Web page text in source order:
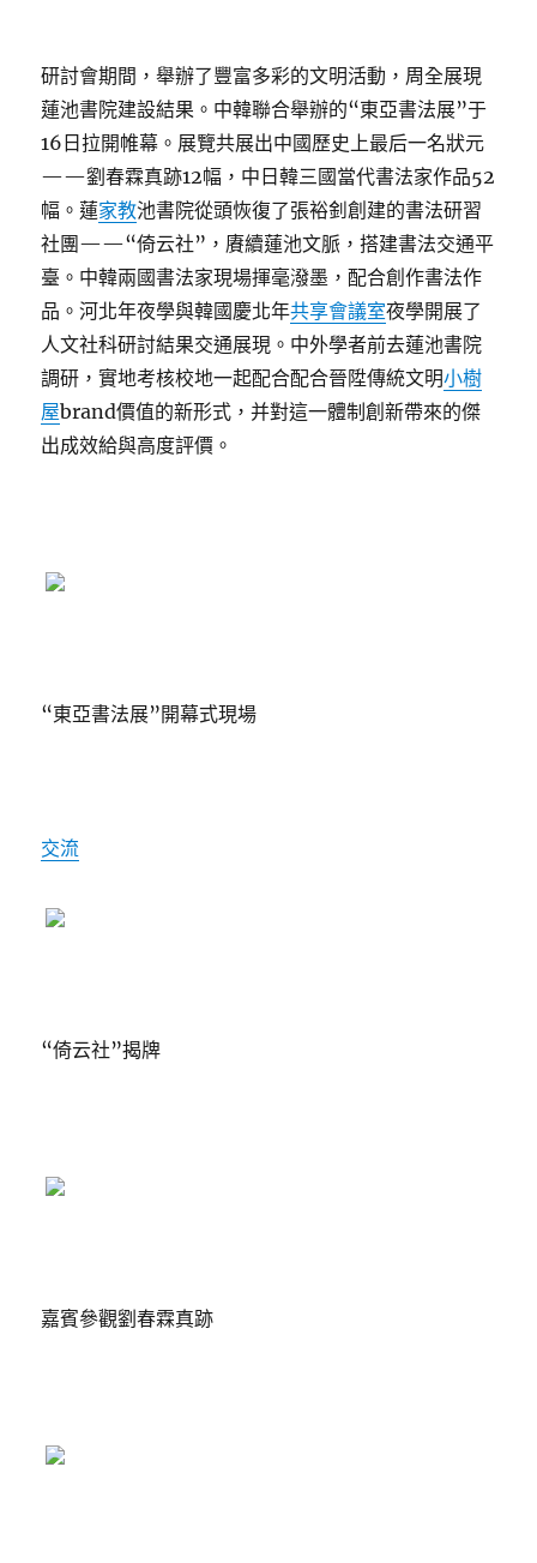
研討會期間，舉辦了豐富多彩的文明活動，周全展現
蓮池書院建設結果。中韓聯合舉辦的“東亞書法展”于
16日拉開帷幕。展覽共展出中國歷史上最后一名狀元
——劉春霖真跡12幅，中日韓三國當代書法家作品52
幅。蓮家教池書院從頭恢復了張裕釗創建的書法研習
社團——“倚云社”，賡續蓮池文脈，搭建書法交通平
臺。中韓兩國書法家現場揮毫潑墨，配合創作書法作
品。河北年夜學與韓國慶北年共享會議室夜學開展了
人文社科研討結果交通展現。中外學者前去蓮池書院
調研，實地考核校地一起配合配合晉陞傳統文明小樹
屋brand價值的新形式，并對這一體制創新帶來的傑
出成效給與高度評價。
“東亞書法展”開幕式現場
交流
“倚云社”揭牌
嘉賓參觀劉春霖真跡